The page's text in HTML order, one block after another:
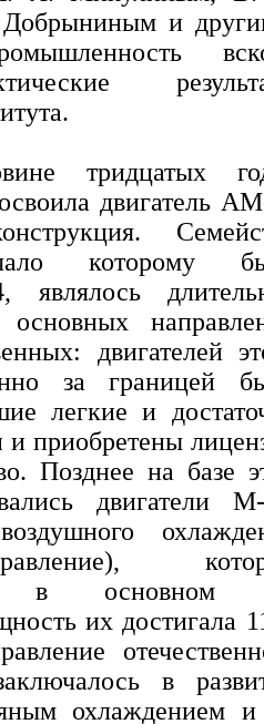
и
тридцатых
двигатель
которому
двигателей
за границей
легкие и
приобретены
Позднее на базе
двигатели
в основном
их достигала
в
охлаждением